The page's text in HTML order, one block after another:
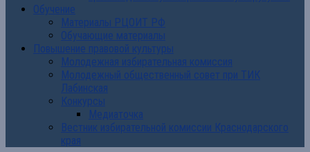
Обучение
Материалы РЦОИТ РФ
Обучающие материалы
Повышение правовой культуры
Молодежная избирательная комиссия
Молодежный общественный совет при ТИК
Лабинская
Конкурсы
Медиаточка
Вестник избирательной комиссии Краснодарского
края